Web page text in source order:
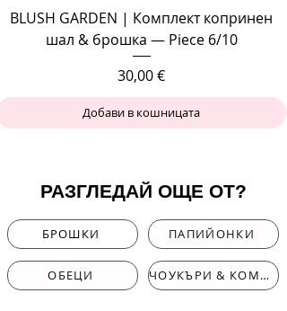
BLUSH GARDEN | Комплект копринен
шал & брошка — Piece 6/10
Цена
30,00 €
Добави в кошницата
РАЗГЛЕДАЙ ОЩЕ ОТ?
БРОШКИ ПАПИЙОНКИ
ОБЕЦИ ЧОУКЪРИ & КОМПЛЕКТИ